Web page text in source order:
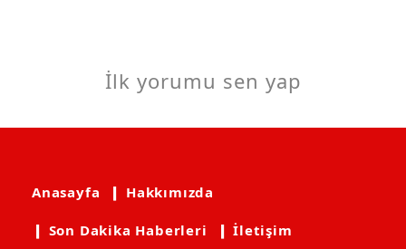
İlk yorumu sen yap
Anasayfa ❙ Hakkımızda
❙ Son Dakika Haberleri ❙ İletişim